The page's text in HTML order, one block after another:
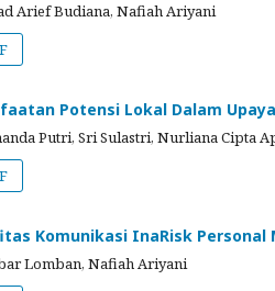
Arief Budiana, Nafiah Ariyani
Potensi Lokal Dalam
Putri, Sri Sulastri, Nurliana Cipta
Komunikasi InaRisk Personal
Lomban, Nafiah Ariyani